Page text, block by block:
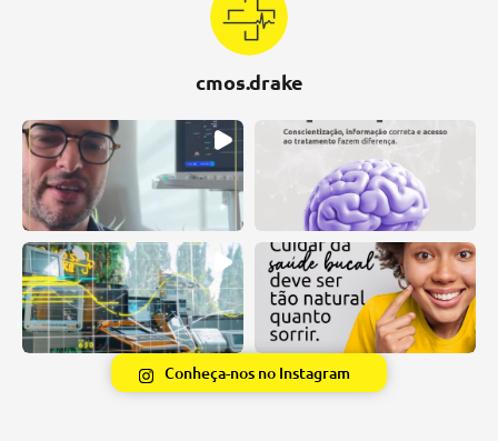
cmos.drake
Conheça-nos no Instagram